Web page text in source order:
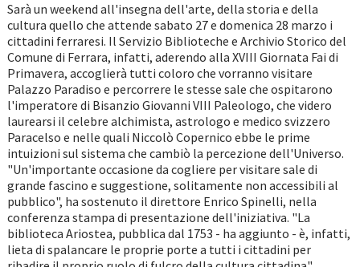
Sarà un weekend all'insegna dell'arte, della storia e della
cultura quello che attende sabato 27 e domenica 28 marzo i
cittadini ferraresi. Il Servizio Biblioteche e Archivio Storico del
Comune di Ferrara, infatti, aderendo alla XVIII Giornata Fai di
Primavera, accoglierà tutti coloro che vorranno visitare
Palazzo Paradiso e percorrere le stesse sale che ospitarono
l'imperatore di Bisanzio Giovanni VIII Paleologo, che videro
laurearsi il celebre alchimista, astrologo e medico svizzero
Paracelso e nelle quali Niccolò Copernico ebbe le prime
intuizioni sul sistema che cambiò la percezione dell'Universo.
"Un'importante occasione da cogliere per visitare sale di
grande fascino e suggestione, solitamente non accessibili al
pubblico", ha sostenuto il direttore Enrico Spinelli, nella
conferenza stampa di presentazione dell'iniziativa. "La
biblioteca Ariostea, pubblica dal 1753 - ha aggiunto - è, infatti,
lieta di spalancare le proprie porte a tutti i cittadini per